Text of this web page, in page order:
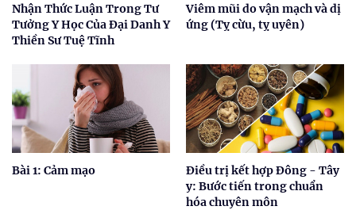
Nhận Thức Luận Trong Tư
Tưởng Y Học Của Đại Danh Y
Thiền Sư Tuệ Tĩnh
Viêm mũi do vận mạch và dị
ứng (Tỵ cừu, tỵ uyên)
Bài 1: Cảm mạo
Điều trị kết hợp Đông - Tây
y: Bước tiến trong chuẩn
hóa chuyên môn